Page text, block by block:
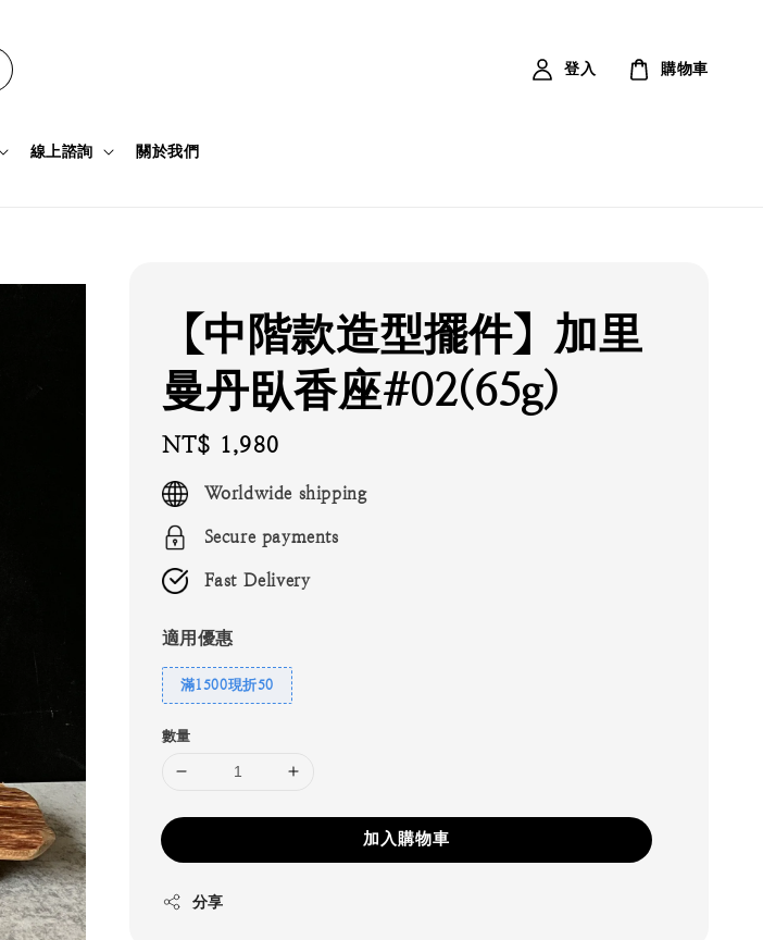
線上諮詢 關於我們
登入 購物車
【中階款造型擺件】加里
曼丹臥香座#02(65g)
Regular
price
NT$ 1,980
Worldwide shipping
Secure payments
Fast Delivery
適用優惠
滿1500現折50
數量
加入購物車
分享